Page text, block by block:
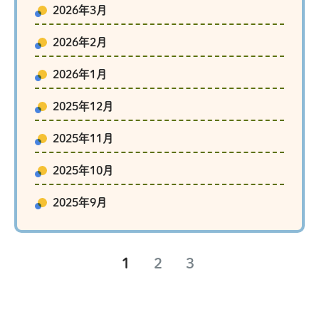
2026年3月
2026年2月
2026年1月
2025年12月
2025年11月
2025年10月
2025年9月
1 2 3